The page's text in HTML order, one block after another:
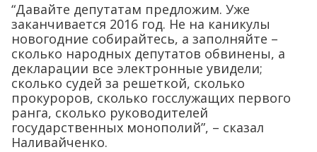
“Давайте депутатам предложим. Уже
заканчивается 2016 год. Не на каникулы
новогодние собирайтесь, а заполняйте –
сколько народных депутатов обвинены, а
декларации все электронные увидели;
сколько судей за решеткой, сколько
прокуроров, сколько госслужащих первого
ранга, сколько руководителей
государственных монополий”, – сказал
Наливайченко.